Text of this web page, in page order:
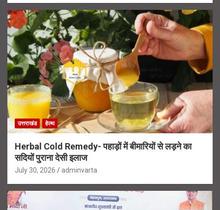
उत्तराखंड हेल्थ
Herbal Cold Remedy- पहाड़ों में बीमारियों से लड़ने का
सदियों पुराना देसी इलाज
July 30, 2026 adminvarta